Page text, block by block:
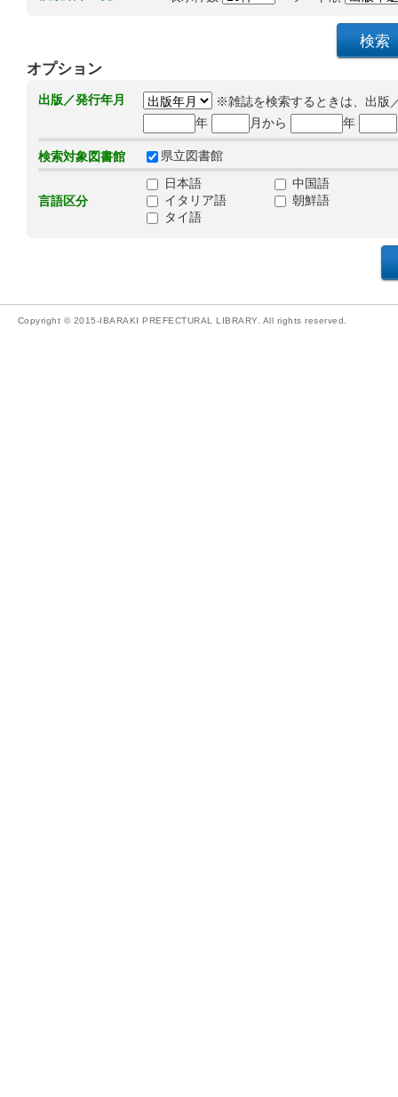
オプション
出版／発行年月
※雑誌を検索するときは、出版
年
月から 年
検索対象図書館 県立図書館
言語区分
日本語
中国語
イタリア語
朝鮮語
タイ語
Copyright © 2015-IBARAKI PREFECTURAL LIBRARY. All rights reserved.